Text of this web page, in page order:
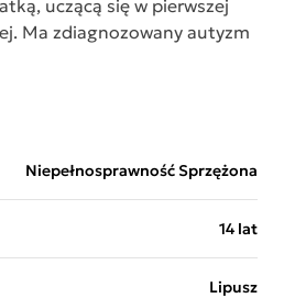
uczącą się w pierwszej
Ma zdiagnozowany autyzm
Niepełnosprawność Sprzężona
14 lat
Lipusz